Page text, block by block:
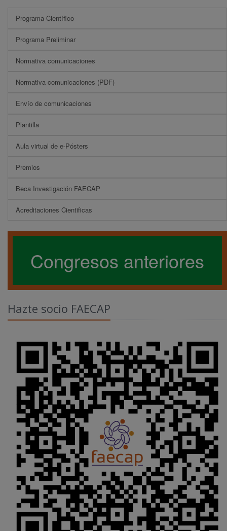
Programa Científico
Programa Preliminar
Normativa comunicaciones
Normativa comunicaciones (PDF)
Envío de comunicaciones
Plantilla
Aula virtual de e-Pósters
Premios
Beca Investigación FAECAP
Acreditaciones Cientificas
Congresos anteriores
Hazte socio FAECAP